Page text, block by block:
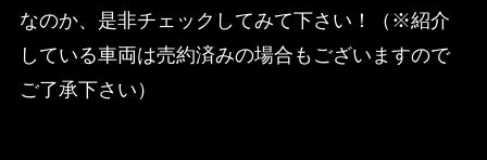
なのか、是非チェックしてみて下さい！（※紹介
している車両は売約済みの場合もございますので
ご了承下さい）